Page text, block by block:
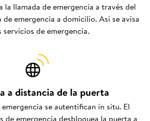
la llamada de emergencia a través del
de emergencia a domicilio. Así se avisa
servicios de emergencia.
a distancia de la puerta
se autentifican in situ. El
de emergencia desbloquea la puerta a